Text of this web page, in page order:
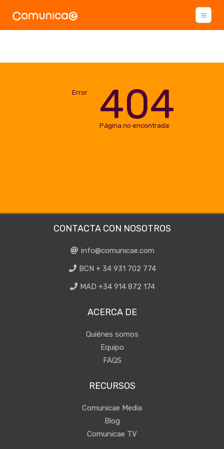
Error 404
Página no encontrada
CONTACTA CON NOSOTROS
info@comunicae.com
BCN + 34 931 702 774
MAD +34 914 872 174
ACERCA DE
Quiénes somos
Equipo
FAQS
RECURSOS
Comunicae Media
Blog
Comunicae TV